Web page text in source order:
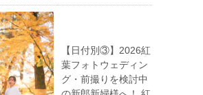
【日付別③】2026紅
葉フォトウェディン
グ・前撮りを検討中